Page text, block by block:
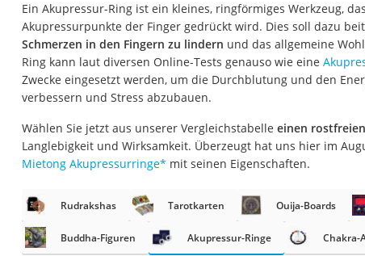
Masturbator
Massagepistole
Epilierer
Reisehaartrockner
Katzenklappe
Zeckenschutz
leichter
Ein Akupressur-Ring ist ein kleines, ringförmiges Werkzeug,
Akupressurpunkte der Finger gedrückt wird. Dies soll dazu
Schmerzen in den Fingern zu lindern und das allgemeine
Ring kann laut diversen Online-Tests genauso wie eine
Zwecke eingesetzt werden, um die Durchblutung und den
verbessern und Stress abzubauen.
Wählen Sie jetzt aus unserer Vergleichstabelle einen
Langlebigkeit und Wirksamkeit. Überzeugt hat uns hier im
Mietong Akupressurringe* mit seinen Eigenschaften.
Rudrakshas Tarotkarten Ouija-Boards
Buddha-Figuren Akupressur-Ringe Chakra-